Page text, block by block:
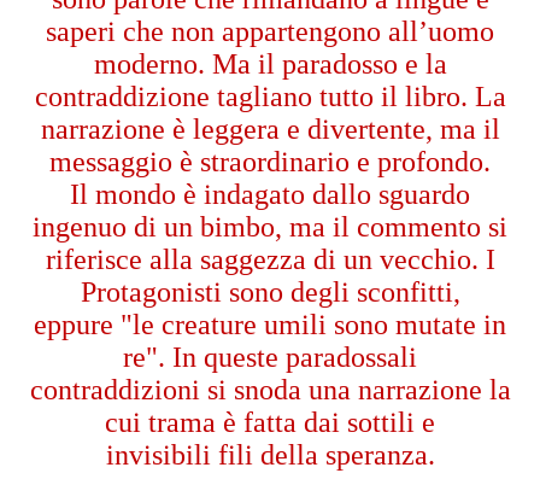
saperi che non appartengono all’uomo
moderno. Ma il paradosso e la
contraddizione tagliano tutto il libro. La
narrazione è leggera e divertente, ma il
messaggio è straordinario e profondo.
Il mondo è indagato dallo sguardo
ingenuo di un bimbo, ma il commento si
riferisce alla saggezza di un vecchio. I
Protagonisti sono degli sconfitti,
eppure "le creature umili sono mutate in
re". In queste paradossali
contraddizioni si snoda una narrazione la
cui trama è fatta dai sottili e
invisibili fili della speranza.